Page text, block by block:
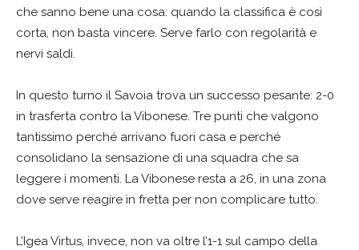
che sanno bene una cosa: quando la classifica è così
corta, non basta vincere. Serve farlo con regolarità e
nervi saldi.
In questo turno il Savoia trova un successo pesante: 2-0
in trasferta contro la Vibonese. Tre punti che valgono
tantissimo perché arrivano fuori casa e perché
consolidano la sensazione di una squadra che sa
leggere i momenti. La Vibonese resta a 26, in una zona
dove serve reagire in fretta per non complicare tutto.
L’Igea Virtus, invece, non va oltre l’1-1 sul campo della